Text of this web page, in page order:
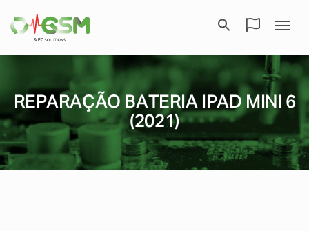
REPARAÇÃO BATERIA IPAD MINI 6
(2021)